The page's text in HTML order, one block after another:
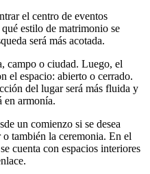
el centro de eventos
qué estilo de matrimonio se
será más acotada.
campo o ciudad. Luego, el
el espacio: abierto o cerrado.
del lugar será más fluida y
en armonía.
un comienzo si se desea
también la ceremonia. En el
cuenta con espacios interiores